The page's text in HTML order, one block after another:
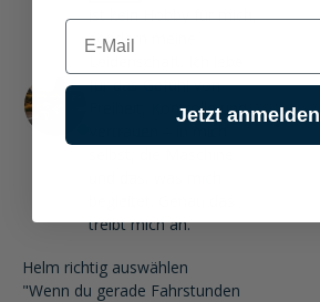
ist kein Hobby für mich,
sondern meine
für das Gefühl von
Freiheit, Kontrolle und
treibt mich an.
Helm richtig auswählen
"Wenn du gerade Fahrstunden
E-mail
Jetzt anmelden